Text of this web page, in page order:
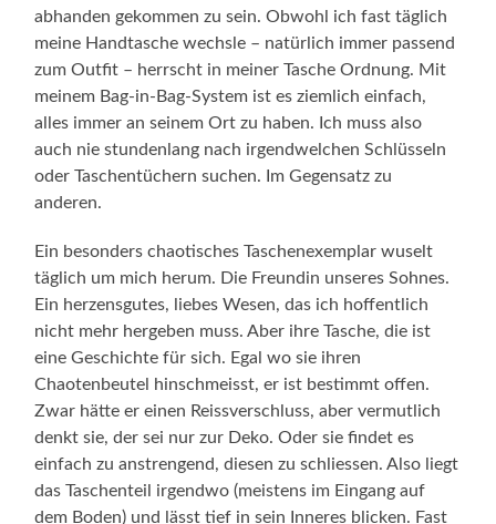
abhanden gekommen zu sein. Obwohl ich fast täglich
meine Handtasche wechsle – natürlich immer passend
zum Outfit – herrscht in meiner Tasche Ordnung. Mit
meinem Bag-in-Bag-System ist es ziemlich einfach,
alles immer an seinem Ort zu haben. Ich muss also
auch nie stundenlang nach irgendwelchen Schlüsseln
oder Taschentüchern suchen. Im Gegensatz zu
anderen.
Ein besonders chaotisches Taschenexemplar wuselt
täglich um mich herum. Die Freundin unseres Sohnes.
Ein herzensgutes, liebes Wesen, das ich hoffentlich
nicht mehr hergeben muss. Aber ihre Tasche, die ist
eine Geschichte für sich. Egal wo sie ihren
Chaotenbeutel hinschmeisst, er ist bestimmt offen.
Zwar hätte er einen Reissverschluss, aber vermutlich
denkt sie, der sei nur zur Deko. Oder sie findet es
einfach zu anstrengend, diesen zu schliessen. Also liegt
das Taschenteil irgendwo (meistens im Eingang auf
dem Boden) und lässt tief in sein Inneres blicken. Fast